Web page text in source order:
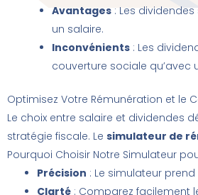
Avantages : Les
un salaire.
Inconvénients : Les
couverture sociale qu’avec
Optimisez Votre Rémunération et le
Le choix entre salaire et dividendes
stratégie fiscale. Le simulateur de
Pourquoi Choisir Notre Simulateur
Précision : Le simulateur
Clarté : Comparez facilement